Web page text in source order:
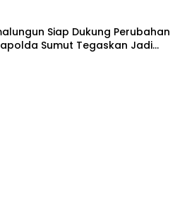
Siap Dukung Perubahan
Sumut Tegaskan Jadi
Profesionalisme dan